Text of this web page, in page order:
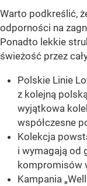
Warto podkreślić,
odporności na
Ponadto lekkie
świeżość przez
Polskie Linie
z kolejną
wyjątkowa
współczesne
Kolekcja
i wymagają od
kompromisów
Kampania